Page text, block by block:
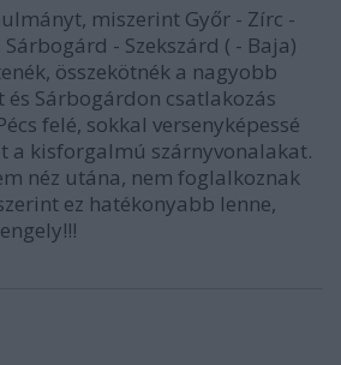
miszerint Győr - Zírc -
- Szekszárd ( - Baja)
összekötnék a nagyobb
és Sárbogárdon csatlakozás
felé, sokkal versenyképessé
a kisforgalmú szárnyvonalakat.
néz utána, nem foglalkoznak
ez hatékonyabb lenne,